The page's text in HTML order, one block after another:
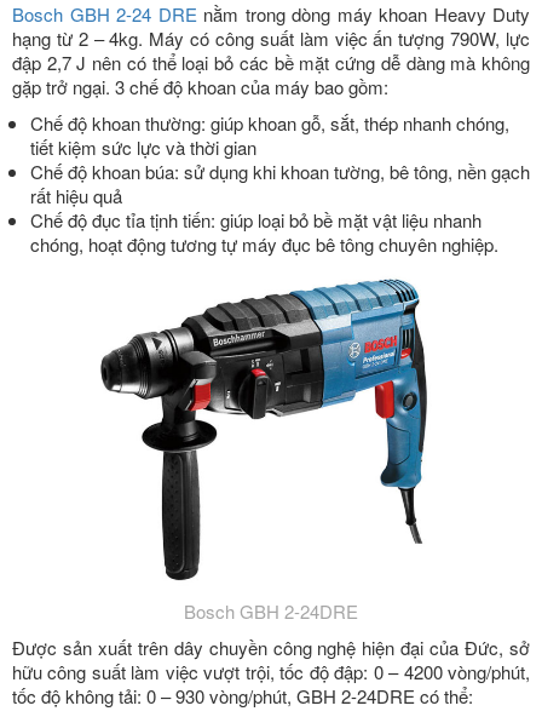
Bosch GBH 2-24 DRE nằm trong dòng máy khoan Heavy Duty
hạng từ 2 – 4kg. Máy có công suất làm việc ấn tượng 790W, lực
đập 2,7 J nên có thể loại bỏ các bề mặt cứng dễ dàng mà không
gặp trở ngại. 3 chế độ khoan của máy bao gồm:
Chế độ khoan thường: giúp khoan gỗ, sắt, thép nhanh chóng,
tiết kiệm sức lực và thời gian
Chế độ khoan búa: sử dụng khi khoan tường, bê tông, nền gạch
rất hiệu quả
Chế độ đục tỉa tịnh tiến: giúp loại bỏ bề mặt vật liệu nhanh
chóng, hoạt động tương tự máy đục bê tông chuyên nghiệp.
Bosch GBH 2-24DRE
Được sản xuất trên dây chuyền công nghệ hiện đại của Đức, sở
hữu công suất làm việc vượt trội, tốc độ đập: 0 – 4200 vòng/phút,
tốc độ không tải: 0 – 930 vòng/phút, GBH 2-24DRE có thể: